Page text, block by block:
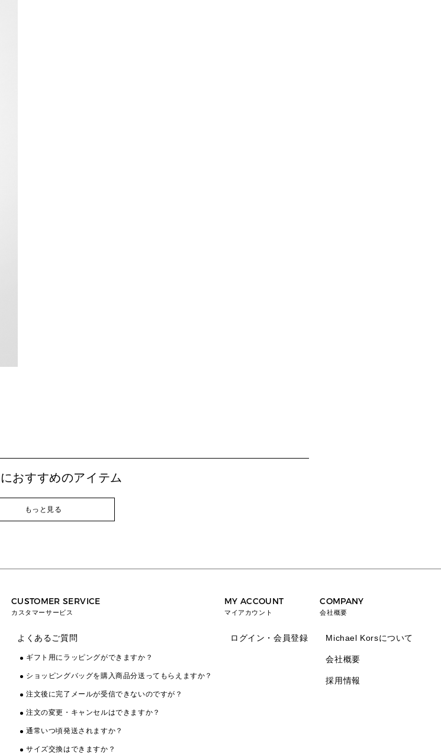
おすすめのアイテム
もっと見る
CUSTOMER SERVICE
カスタマーサービス
よくあるご質問
ギフト用にラッピングができますか？
ショッピングバッグを購入商品分送ってもらえますか？
注文後に完了メールが受信できないのですが？
注文の変更・キャンセルはできますか？
通常いつ頃発送されますか？
サイズ交換はできますか？
MY ACCOUNT
マイアカウント
ログイン・会員登録
COMPANY
会社概要
Michael Korsについて
会社概要
採用情報